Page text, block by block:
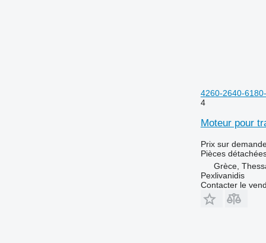
4260-2640-
4
Moteur pour
Prix sur
Pièces
Grèce,
Pexlivanidis
Contacter le